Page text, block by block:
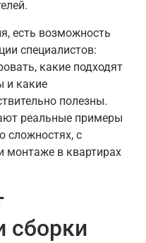
есть возможность
специалистов:
какие подходят
и какие
полезны.
реальные примеры
сложностях, с
монтаже в квартирах
сборки